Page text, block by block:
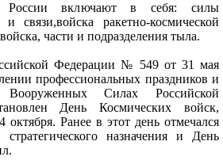
России включают в себя: силы
связи,войска ракетно-космической
части и подразделения тыла.
Федерации № 549 от 31 мая
профессиональных праздников и
Силах Российской
День Космических войск,
Ранее в этот день отмечался
назначения и День